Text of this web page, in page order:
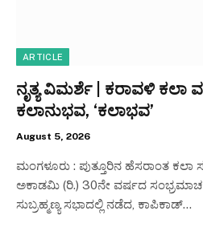
ARTICLE
ನೃತ್ಯ ವಿಮರ್ಶೆ | ಕರಾವಳಿ ಕಲಾ
ಕಲಾನುಭವ, ‘ಕಲಾಭವ’
August 5, 2026
ಮಂಗಳೂರು : ಪುತ್ತೂರಿನ ಹೆಸರಾಂತ ಕಲಾ
ಅಕಾಡಮಿ (ರಿ.) 30ನೇ ವರ್ಷದ
ಸುಬ್ರಹ್ಮಣ್ಯ ಸಭಾದಲ್ಲಿ ನಡೆದ, ಕಾಪಿಕಾಡ್…